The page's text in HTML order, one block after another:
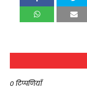
0 टिप्पणियाँ